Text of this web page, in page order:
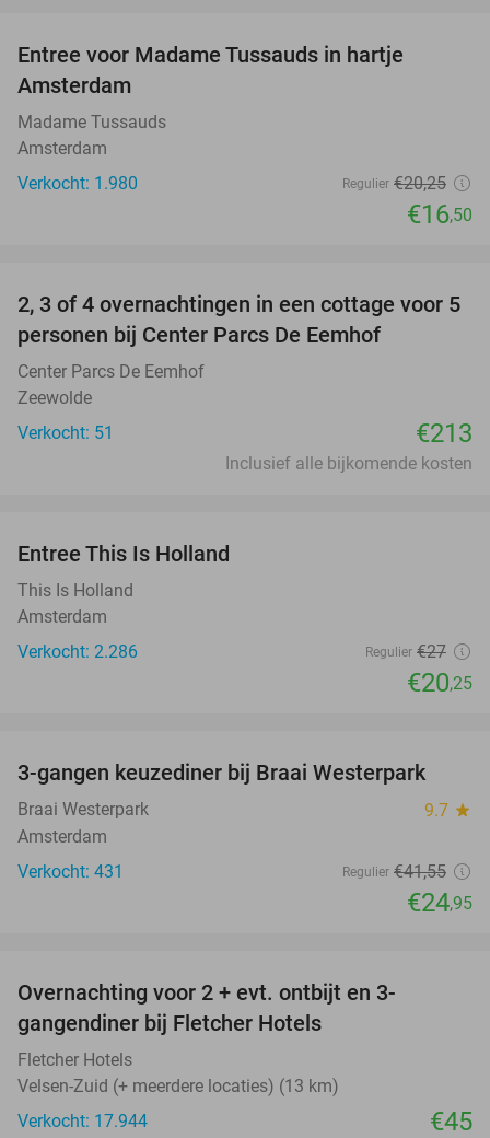
Entree voor Madame Tussauds in hartje
Amsterdam
Madame Tussauds
Amsterdam
Verkocht: 1.980
Regulier €20,25
€16,50
2, 3 of 4 overnachtingen in een cottage voor 5
personen bij Center Parcs De Eemhof
Center Parcs De Eemhof
Zeewolde
Verkocht: 51
€213
Inclusief alle bijkomende kosten
Entree This Is Holland
This Is Holland
Amsterdam
Verkocht: 2.286
Regulier €27
€20,25
40%
3-gangen keuzediner bij Braai Westerpark
Braai Westerpark 9.7 star
Amsterdam
Verkocht: 431
Regulier €41,55
€24,95
Overnachting voor 2 + evt. ontbijt en 3-
gangendiner bij Fletcher Hotels
Fletcher Hotels
Velsen-Zuid (+ meerdere locaties) (13 km)
Verkocht: 17.944
€45